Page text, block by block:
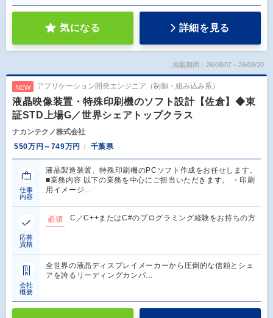
気になる 詳細を見る
掲載期間：26/08/07～26/08/20
NEW アプリケーション開発エンジニア（制御・組み込み系）
液晶映像装置・特殊印刷機のソフト設計【佐倉】◆東
証STD上場G／世界シェアトップクラス
ナカンテクノ株式会社
550万円～749万円
千葉県
仕事
内容
液晶製造装置、特殊印刷機のPCソフト作成をお任せします。
■業務内容 以下の業務を中心にご担当いただきます。 ・印刷
用イメージ…
応募
資格
必須 C／C++またはC#のプログラミング経験をお持ちの方
会社
概要
全世界の液晶ディスプレイメーカーから圧倒的な信頼とシェ
アを誇るリーディングカンパ…